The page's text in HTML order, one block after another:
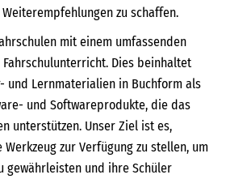
zu schaffen.
mit einem umfassenden
Dies beinhaltet
und Lernmaterialien in Buchform als
und Softwareprodukte, die das
unterstützen. Unser Ziel ist es,
zur Verfügung zu stellen, um
gewährleisten und ihre Schüler